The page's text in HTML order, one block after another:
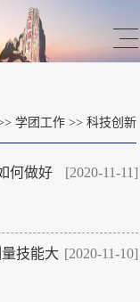
学团工作>> 科技创新
[2020-11-11]
何做好
[2020-11-10]
技能大